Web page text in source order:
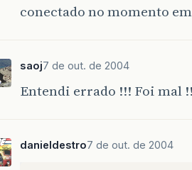
conectado no momento
saoj7 de out. de 2004
Entendi errado !!! Foi mal
danieldestro7 de out. de 2004